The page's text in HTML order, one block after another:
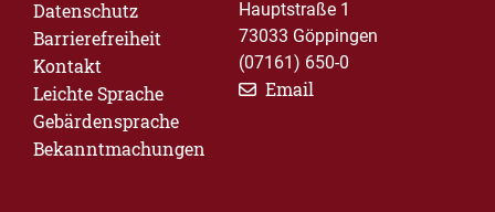
Datenschutz
Barrierefreiheit
Kontakt
Leichte Sprache
Gebärdensprache
Bekanntmachungen
Hauptstraße 1
73033 Göppingen
(07161) 650-0
Email